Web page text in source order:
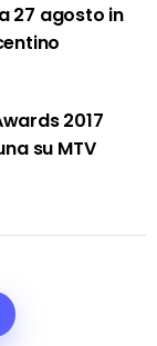
27 agosto in
2017
su MTV